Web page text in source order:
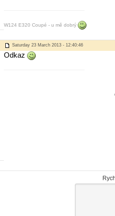
W124 E320 Coupé - u mě dobrý
Saturday 23 March 2013 - 12:40:46
Odkaz